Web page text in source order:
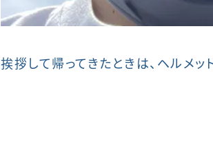
挨拶して帰ってきたときは、ヘルメッ